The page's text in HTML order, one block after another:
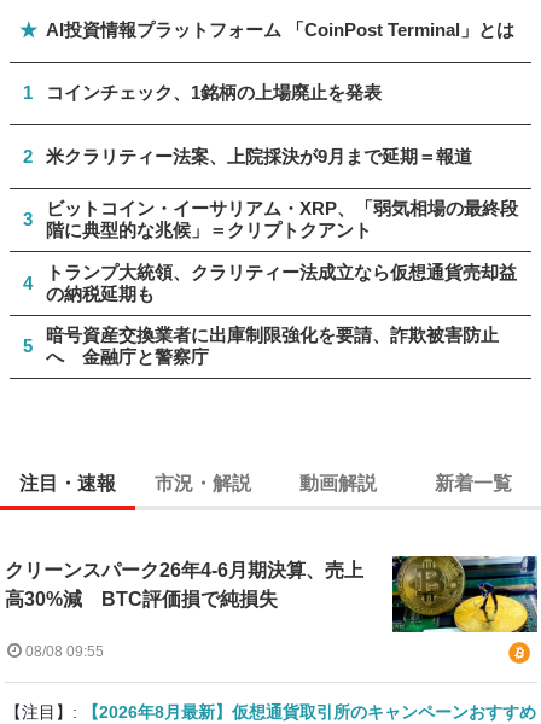
★ AI投資情報プラットフォーム 「CoinPost Terminal」とは
1 コインチェック、1銘柄の上場廃止を発表
2 米クラリティー法案、上院採決が9月まで延期＝報道
3
ビットコイン・イーサリアム・XRP、「弱気相場の最終段
階に典型的な兆候」＝クリプトクアント
4
トランプ大統領、クラリティー法成立なら仮想通貨売却益
の納税延期も
5
暗号資産交換業者に出庫制限強化を要請、詐欺被害防止
へ 金融庁と警察庁
注目・速報 市況・解説 動画解説 新着一覧
クリーンスパーク26年4-6月期決算、売上
高30%減 BTC評価損で純損失
08/08 09:55
【注目】:
【2026年8月最新】仮想通貨取引所のキャンペーンおすすめ